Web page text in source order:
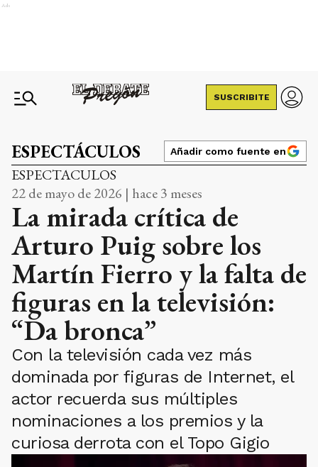
Ads
SUSCRIBITE
ESPECTÁCULOS Añadir como fuente en
ESPECTACULOS
22 de mayo de 2026 | hace 3 meses
La mirada crítica de
Arturo Puig sobre los
Martín Fierro y la falta de
figuras en la televisión:
“Da bronca”
Con la televisión cada vez más
dominada por figuras de Internet, el
actor recuerda sus múltiples
nominaciones a los premios y la
curiosa derrota con el Topo Gigio